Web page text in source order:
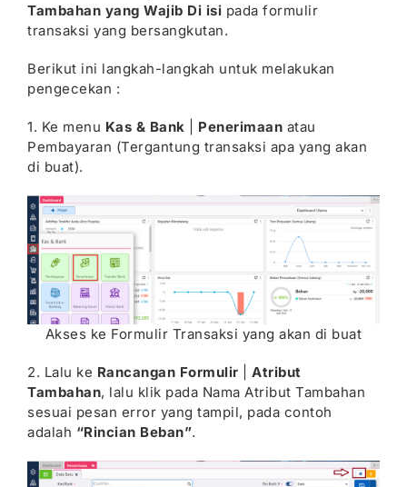
Tambahan yang Wajib Di isi pada formulir
transaksi yang bersangkutan.
Berikut ini langkah-langkah untuk melakukan
pengecekan :
1. Ke menu Kas & Bank Penerimaan atau
Pembayaran (Tergantung transaksi apa yang akan
di buat).
Akses ke Formulir Transaksi yang akan di buat
2. Lalu ke Rancangan Formulir
Atribut
Tambahan, lalu klik pada Nama Atribut Tambahan
sesuai pesan error yang tampil, pada contoh
adalah “Rincian Beban”.